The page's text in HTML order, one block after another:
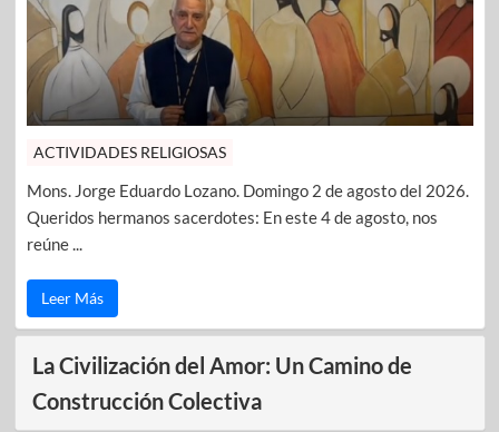
ACTIVIDADES RELIGIOSAS
Mons. Jorge Eduardo Lozano. Domingo 2 de agosto del 2026.
Queridos hermanos sacerdotes: En este 4 de agosto, nos
reúne ...
Leer Más
La Civilización del Amor: Un Camino de
Construcción Colectiva